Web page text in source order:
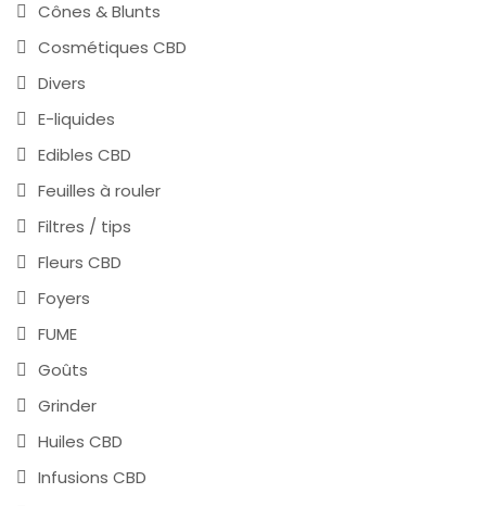
Cônes & Blunts
Cosmétiques CBD
Divers
E-liquides
Edibles CBD
Feuilles à rouler
Filtres / tips
Fleurs CBD
Foyers
FUME
Goûts
Grinder
Huiles CBD
Infusions CBD